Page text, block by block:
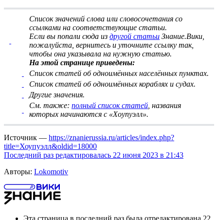
Список значений слова или словосочетания со
ссылками на соответствующие статьи.
Если вы попали сюда из другой статьи Знание.Вики,
пожалуйста, вернитесь и уточните ссылку так,
чтобы она указывала на нужную статью.
На этой странице приведены:
Список статей об одноимённых населённых пунктах.
Список статей об одноимённых кораблях и судах.
Другие значения.
См. также: полный список статей , названия
которых начинаются с «Хоупуэлл».
Источник — https://znanierussia.ru/articles/index.php?
title=Хоупуэлл&oldid=18000
Последний раз редактировалась 22 июня 2023 в 21:43
Авторы: Lokomotiv
Эта страница в последний раз была отредактирована 22